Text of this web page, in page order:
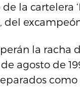
la cartelera
del
la racha
agosto de